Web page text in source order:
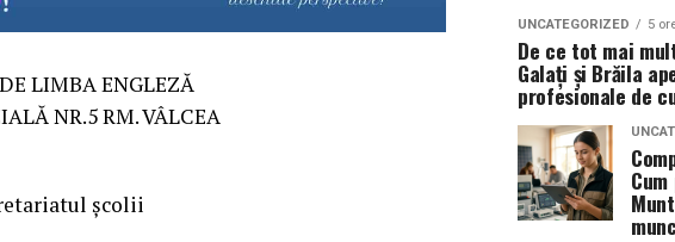
LIMBA ENGLEZĂ
NR.5 RM. VÂLCEA
școlii
UNCATEGORIZED 5
De ce tot mai
Galați și Brăila
profesionale de